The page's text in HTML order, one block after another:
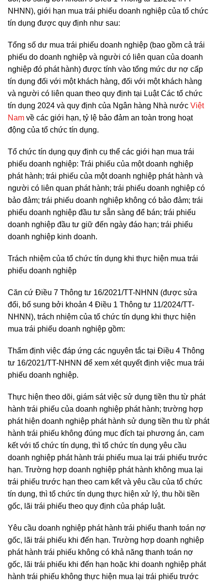
NHNN), giới hạn mua trái phiếu doanh nghiệp của tổ chức
tín dụng được quy định như sau:
Tổng số dư mua trái phiếu doanh nghiệp (bao gồm cả trái
phiếu do doanh nghiệp và người có liên quan của doanh
nghiệp đó phát hành) được tính vào tổng mức dư nợ cấp
tín dụng đối với một khách hàng, đối với một khách hàng
và người có liên quan theo quy định tại Luật Các tổ chức
tín dụng 2024 và quy định của Ngân hàng Nhà nước Việt
Nam về các giới hạn, tỷ lệ bảo đảm an toàn trong hoạt
động của tổ chức tín dụng.
Tổ chức tín dụng quy định cụ thể các giới hạn mua trái
phiếu doanh nghiệp: Trái phiếu của một doanh nghiệp
phát hành; trái phiếu của một doanh nghiệp phát hành và
người có liên quan phát hành; trái phiếu doanh nghiệp có
bảo đảm; trái phiếu doanh nghiệp không có bảo đảm; trái
phiếu doanh nghiệp đầu tư sẵn sàng để bán; trái phiếu
doanh nghiệp đầu tư giữ đến ngày đáo hạn; trái phiếu
doanh nghiệp kinh doanh.
Trách nhiệm của tổ chức tín dụng khi thực hiện mua trái
phiếu doanh nghiệp
Căn cứ Điều 7 Thông tư 16/2021/TT-NHNN (được sửa
đổi, bổ sung bởi khoản 4 Điều 1 Thông tư 11/2024/TT-
NHNN), trách nhiệm của tổ chức tín dụng khi thực hiện
mua trái phiếu doanh nghiệp gồm:
Thẩm định việc đáp ứng các nguyên tắc tại Điều 4 Thông
tư 16/2021/TT-NHNN để xem xét quyết định việc mua trái
phiếu doanh nghiệp.
Thực hiện theo dõi, giám sát việc sử dụng tiền thu từ phát
hành trái phiếu của doanh nghiệp phát hành; trường hợp
phát hiện doanh nghiệp phát hành sử dụng tiền thu từ phát
hành trái phiếu không đúng mục đích tại phương án, cam
kết với tổ chức tín dụng, thì tổ chức tín dụng yêu cầu
doanh nghiệp phát hành trái phiếu mua lại trái phiếu trước
hạn. Trường hợp doanh nghiệp phát hành không mua lại
trái phiếu trước hạn theo cam kết và yêu cầu của tổ chức
tín dụng, thì tổ chức tín dụng thực hiện xử lý, thu hồi tiền
gốc, lãi trái phiếu theo quy định của pháp luật.
Yêu cầu doanh nghiệp phát hành trái phiếu thanh toán nợ
gốc, lãi trái phiếu khi đến hạn. Trường hợp doanh nghiệp
phát hành trái phiếu không có khả năng thanh toán nợ
gốc, lãi trái phiếu khi đến hạn hoặc khi doanh nghiệp phát
hành trái phiếu không thực hiện mua lại trái phiếu trước